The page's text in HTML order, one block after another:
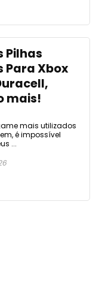
Pilhas
Para Xbox
mais!
mais utilizados
é impossível
...